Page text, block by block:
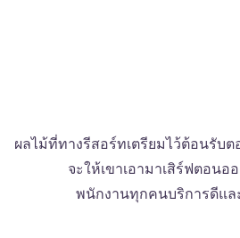
ผลไม้ที่ทางรีสอร์ทเตรียมไว้ต้อนรับต
จะให้เขาเอามาเสิร์ฟตอนอ
พนักงานทุกคนบริการดีแล